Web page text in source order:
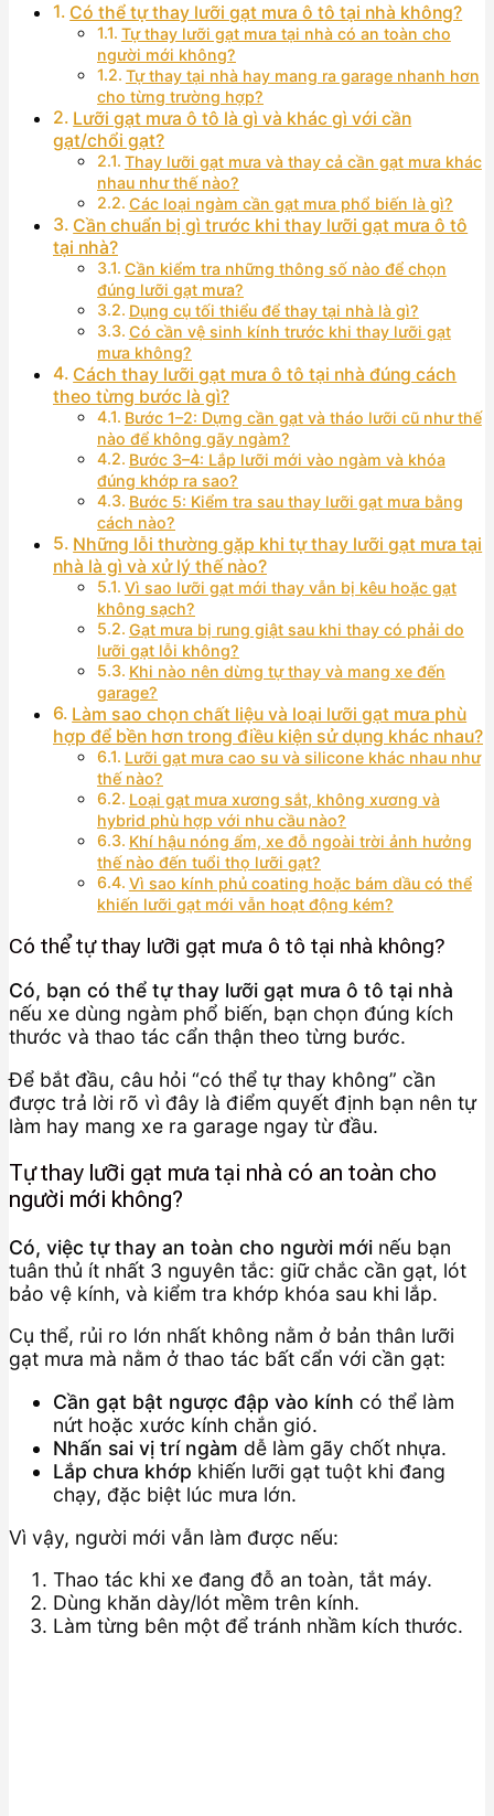
Có thể tự thay lưỡi gạt mưa ô tô tại nhà không?
Tự thay lưỡi gạt mưa tại nhà có an toàn cho
người mới không?
Tự thay tại nhà hay mang ra garage nhanh hơn
cho từng trường hợp?
Lưỡi gạt mưa ô tô là gì và khác gì với cần
gạt/chổi gạt?
Thay lưỡi gạt mưa và thay cả cần gạt mưa khác
nhau như thế nào?
Các loại ngàm cần gạt mưa phổ biến là gì?
Cần chuẩn bị gì trước khi thay lưỡi gạt mưa ô tô
tại nhà?
Cần kiểm tra những thông số nào để chọn
đúng lưỡi gạt mưa?
Dụng cụ tối thiểu để thay tại nhà là gì?
Có cần vệ sinh kính trước khi thay lưỡi gạt
mưa không?
Cách thay lưỡi gạt mưa ô tô tại nhà đúng cách
theo từng bước là gì?
Bước 1–2: Dựng cần gạt và tháo lưỡi cũ như thế
nào để không gãy ngàm?
Bước 3–4: Lắp lưỡi mới vào ngàm và khóa
đúng khớp ra sao?
Bước 5: Kiểm tra sau thay lưỡi gạt mưa bằng
cách nào?
Những lỗi thường gặp khi tự thay lưỡi gạt mưa tại
nhà là gì và xử lý thế nào?
Vì sao lưỡi gạt mới thay vẫn bị kêu hoặc gạt
không sạch?
Gạt mưa bị rung giật sau khi thay có phải do
lưỡi gạt lỗi không?
Khi nào nên dừng tự thay và mang xe đến
garage?
Làm sao chọn chất liệu và loại lưỡi gạt mưa phù
hợp để bền hơn trong điều kiện sử dụng khác nhau?
Lưỡi gạt mưa cao su và silicone khác nhau như
thế nào?
Loại gạt mưa xương sắt, không xương và
hybrid phù hợp với nhu cầu nào?
Khí hậu nóng ẩm, xe đỗ ngoài trời ảnh hưởng
thế nào đến tuổi thọ lưỡi gạt?
Vì sao kính phủ coating hoặc bám dầu có thể
khiến lưỡi gạt mới vẫn hoạt động kém?
Có thể tự thay lưỡi gạt mưa ô tô tại nhà không?
Có, bạn có thể tự thay lưỡi gạt mưa ô tô tại nhà
nếu xe dùng ngàm phổ biến, bạn chọn đúng kích
thước và thao tác cẩn thận theo từng bước.
Để bắt đầu, câu hỏi “có thể tự thay không” cần
được trả lời rõ vì đây là điểm quyết định bạn nên tự
làm hay mang xe ra garage ngay từ đầu.
Tự thay lưỡi gạt mưa tại nhà có an toàn cho
người mới không?
Có, việc tự thay an toàn cho người mới nếu bạn
tuân thủ ít nhất 3 nguyên tắc: giữ chắc cần gạt, lót
bảo vệ kính, và kiểm tra khớp khóa sau khi lắp.
Cụ thể, rủi ro lớn nhất không nằm ở bản thân lưỡi
gạt mưa mà nằm ở thao tác bất cẩn với cần gạt:
Cần gạt bật ngược đập vào kính có thể làm
nứt hoặc xước kính chắn gió.
Nhấn sai vị trí ngàm dễ làm gãy chốt nhựa.
Lắp chưa khớp khiến lưỡi gạt tuột khi đang
chạy, đặc biệt lúc mưa lớn.
Vì vậy, người mới vẫn làm được nếu:
Thao tác khi xe đang đỗ an toàn, tắt máy.
Dùng khăn dày/lót mềm trên kính.
Làm từng bên một để tránh nhầm kích thước.